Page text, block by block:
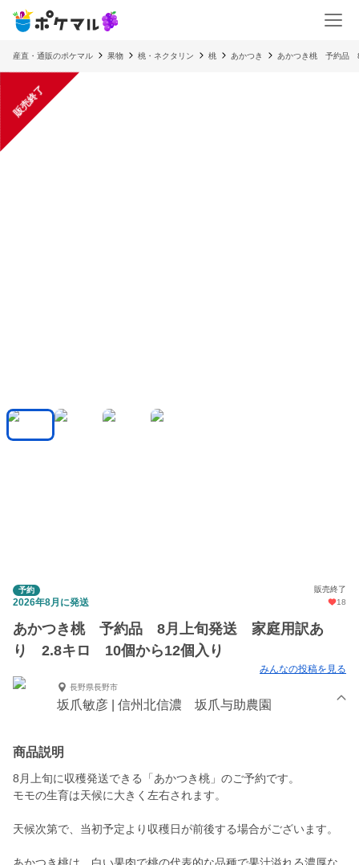
産直・通販のポケマル 果物 桃・ネクタリン 桃 あかつき あかつき桃 予約品
販売終了
予約 販売終了
2026年8月に発送 18
あかつき桃 予約品 8月上旬発送 家庭用訳あ
り 2.8キロ 10個から12個入り
みんなの投稿を見る
長野県長野市
坂爪敏彦 | 信州北信濃 坂爪与助農園
商品説明
8月上旬に収穫発送できる「あかつき桃」のご予約です。
モモの生育は天候に大きく左右されます。
天候次第で、当初予定より収穫日が前後する場合がございます。